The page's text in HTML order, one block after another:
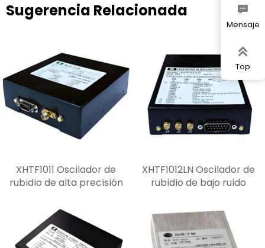
Sugerencia Relacionada
XHTF1011 Oscilador de
rubidio de alta precisión
XHTF1012LN Oscilador de
rubidio de bajo ruido

Mensaje

Top